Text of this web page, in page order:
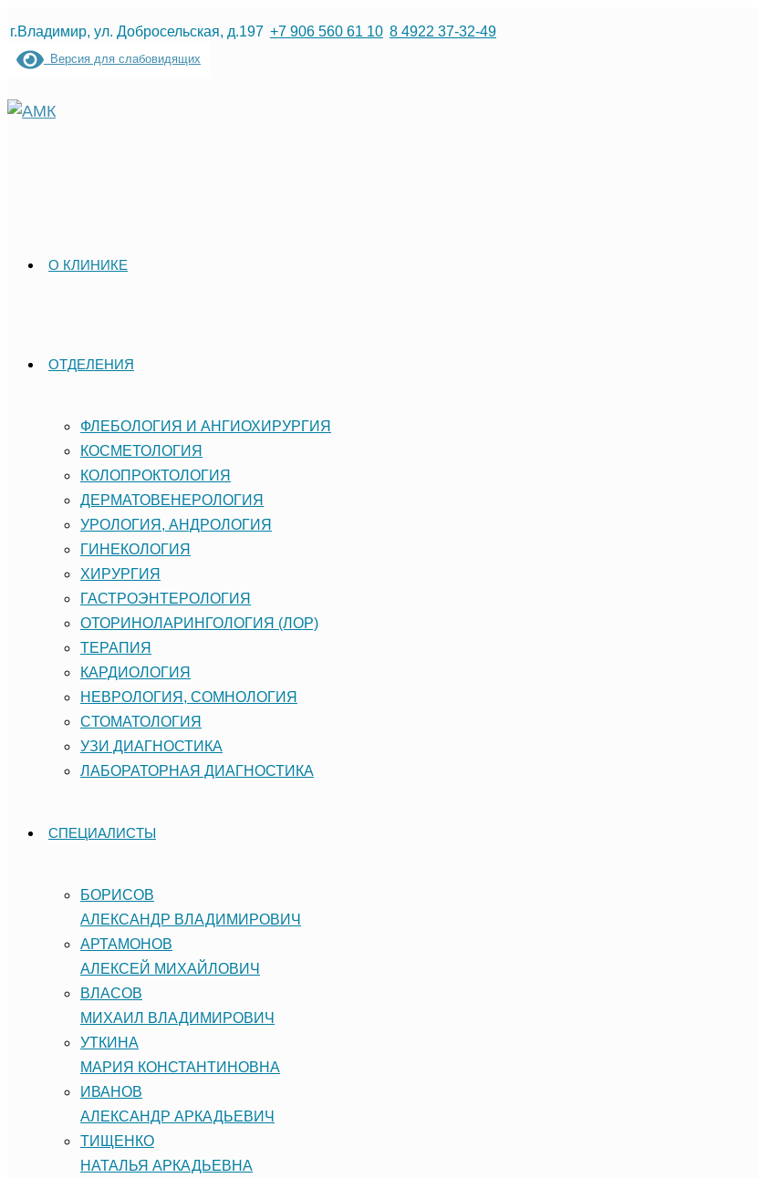
содержимому
г.Владимир, ул. Добросельская, д.197 +7 906 560 61 10 8 4922 37-32-49
Версия для слабовидящих
О КЛИНИКЕ
ОТДЕЛЕНИЯ
ФЛЕБОЛОГИЯ И АНГИОХИРУРГИЯ
КОСМЕТОЛОГИЯ
КОЛОПРОКТОЛОГИЯ
ДЕРМАТОВЕНЕРОЛОГИЯ
УРОЛОГИЯ, АНДРОЛОГИЯ
ГИНЕКОЛОГИЯ
ХИРУРГИЯ
ГАСТРОЭНТЕРОЛОГИЯ
ОТОРИНОЛАРИНГОЛОГИЯ (ЛОР)
ТЕРАПИЯ
КАРДИОЛОГИЯ
НЕВРОЛОГИЯ, СОМНОЛОГИЯ
CТОМАТОЛОГИЯ
УЗИ ДИАГНОСТИКА
ЛАБОРАТОРНАЯ ДИАГНОСТИКА
СПЕЦИАЛИСТЫ
БОРИСОВ
АЛЕКСАНДР ВЛАДИМИРОВИЧ
АРТАМОНОВ
АЛЕКСЕЙ МИХАЙЛОВИЧ
ВЛАСОВ
МИХАИЛ ВЛАДИМИРОВИЧ
УТКИНА
МАРИЯ КОНСТАНТИНОВНА
ИВАНОВ
АЛЕКСАНДР АРКАДЬЕВИЧ
ТИЩЕНКО
НАТАЛЬЯ АРКАДЬЕВНА